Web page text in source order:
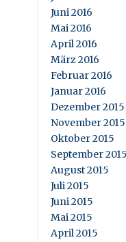
Juni 2016
Mai 2016
April 2016
März 2016
Februar 2016
Januar 2016
Dezember 2015
November 2015
Oktober 2015
September 2015
August 2015
Juli 2015
Juni 2015
Mai 2015
April 2015